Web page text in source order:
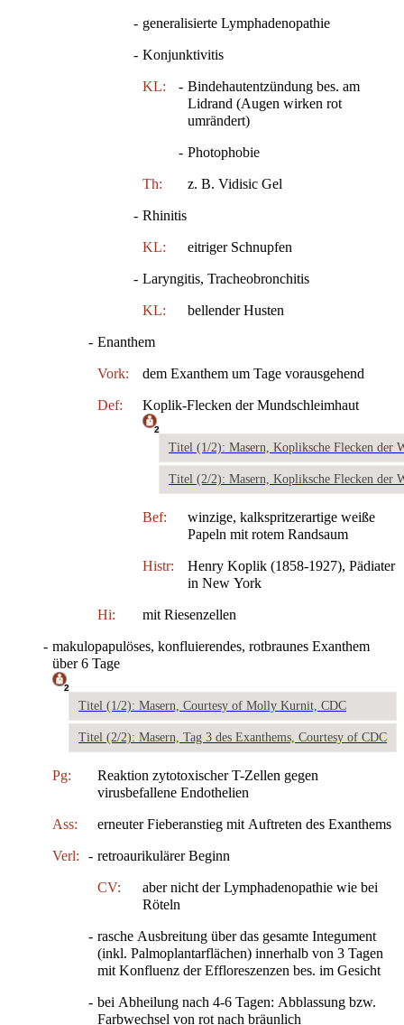
- generalisierte Lymphadenopathie
- Konjunktivitis
KL: - Bindehautentzündung bes. am
Lidrand (Augen wirken rot
umrändert)
- Photophobie
Th: z. B. Vidisic Gel
- Rhinitis
KL: eitriger Schnupfen
- Laryngitis, Tracheobronchitis
KL: bellender Husten
- Enanthem
Vork: dem Exanthem um Tage vorausgehend
Def: Koplik-Flecken der Mundschleimhaut
2
Titel (1/2): Masern, Kopliksche Flecken der
Titel (2/2): Masern, Kopliksche Flecken der
Bef:
winzige, kalkspritzerartige weiße
Papeln mit rotem Randsaum
Histr:
Henry Koplik (1858-1927), Pädiater
in New York
Hi: mit Riesenzellen
- makulopapulöses, konfluierendes, rotbraunes Exanthem
über 6 Tage
2
Titel (1/2): Masern, Courtesy of Molly Kurnit, CDC
Titel (2/2): Masern, Tag 3 des Exanthems, Courtesy of CDC
Pg:
Reaktion zytotoxischer T-Zellen gegen
virusbefallene Endothelien
Ass: erneuter Fieberanstieg mit Auftreten des Exanthems
Verl: - retroaurikulärer Beginn
CV:
aber nicht der Lymphadenopathie wie bei
Röteln
- rasche Ausbreitung über das gesamte Integument
(inkl. Palmoplantarflächen) innerhalb von 3 Tagen
mit Konfluenz der Effloreszenzen bes. im Gesicht
- bei Abheilung nach 4-6 Tagen: Abblassung bzw.
Farbwechsel von rot nach bräunlich